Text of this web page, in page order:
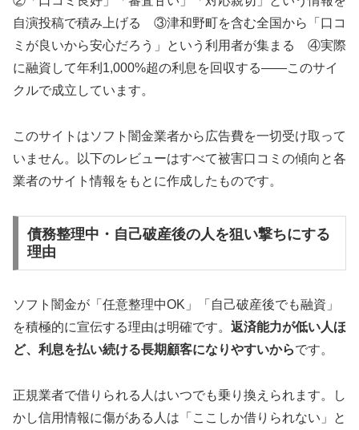
自演投稿で積み上げる ③津和野町を含む全国から「口コ
ミが良いから安心だろう」という利用者が集まる ④実際
に融資して年利1,000%超の利息を回収する——このサイ
クルで成立しています。
このサイトはソフト闇金業者から広告費を一切受け取って
いません。以下のレビューはすべて被害口コミの傾向と各
業者のサイト情報をもとに作成したものです。
債務整理中・自己破産後の人を狙い撃ちにする
理由
ソフト闇金が「任意整理中OK」「自己破産後でも融資」
を積極的に宣伝する理由は明確です。 返済能力が低い人ほ
ど、利息を払い続ける長期顧客になりやすいからです。
正規業者で借りられる人はいつでも乗り換えられます。し
かし信用情報に傷がある人は「ここしか借りられない」と